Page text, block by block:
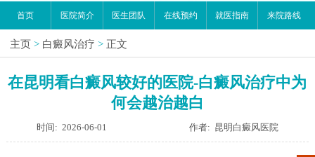
首页 医院简介 医生团队 在线预约 就医指南 来院路线
主页 > 白癜风治疗 > 正文
在昆明看白癜风较好的医院-白癜风治疗中为
何会越治越白
时间: 2026-06-01 作者: 昆明白癜风医院